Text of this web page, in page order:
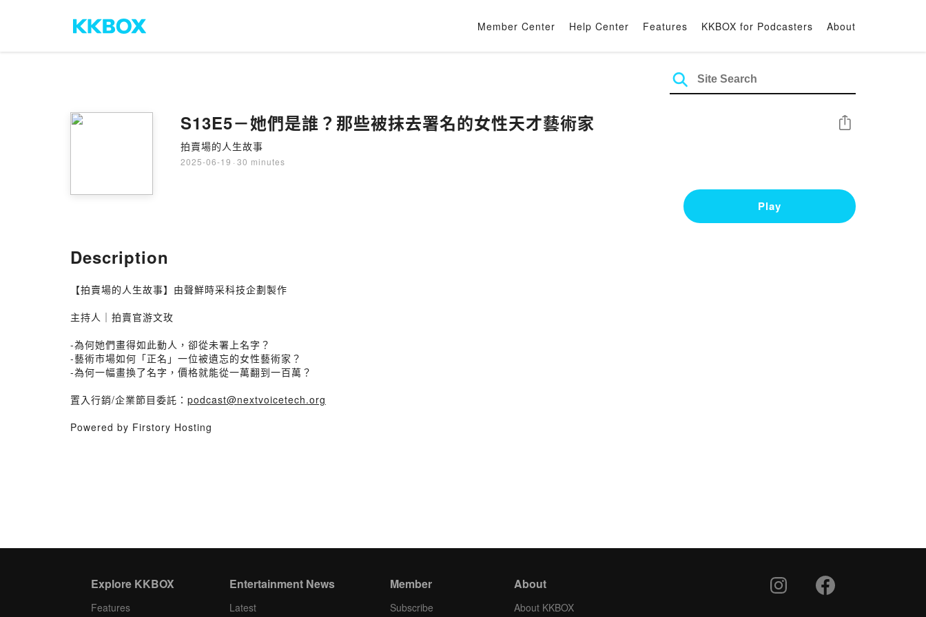
Member Center Help Center Features KKBOX for Podcasters About
S13E5－她們是誰？那些被抹去署名的女性天才藝術家
拍賣場的人生故事
2025-06-19 · 30 minutes
Share
Play
Description
【拍賣場的人生故事】由聲鮮時采科技企劃製作
主持人｜拍賣官游文玫
-為何她們畫得如此動人，卻從未署上名字？
-藝術市場如何「正名」一位被遺忘的女性藝術家？
-為何一幅畫換了名字，價格就能從一萬翻到一百萬？
置入行銷/企業節目委託： podcast@nextvoicetech.org
Powered by Firstory Hosting
Explore KKBOX
Features
Entertainment News
Latest
Member
Subscribe
About
About KKBOX